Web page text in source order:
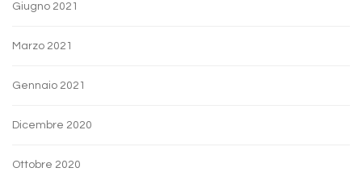
Giugno 2021
Marzo 2021
Gennaio 2021
Dicembre 2020
Ottobre 2020